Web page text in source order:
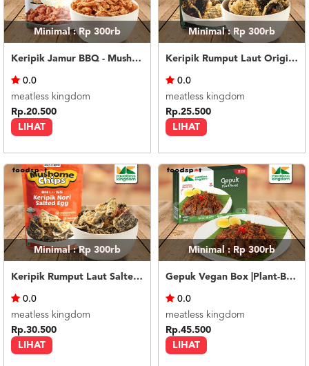
Minimal : Rp 300rb
Keripik Jamur BBQ - Mushome Chips BBQ
LIHAT
0.0
meatless kingdom
Rp.20.500
Minimal : Rp 300rb
Keripik Rumput Laut Original - Mushome Chips Nori Original
LIHAT
0.0
meatless kingdom
Rp.25.500
Minimal : Rp 300rb
Keripik Rumput Laut Salted Egg- Mushome Chips Nori Salted Egg
LIHAT
0.0
meatless kingdom
Rp.30.500
Minimal : Rp 300rb
Gepuk Vegan Box |Plant-Based|
LIHAT
0.0
meatless kingdom
Rp.45.500